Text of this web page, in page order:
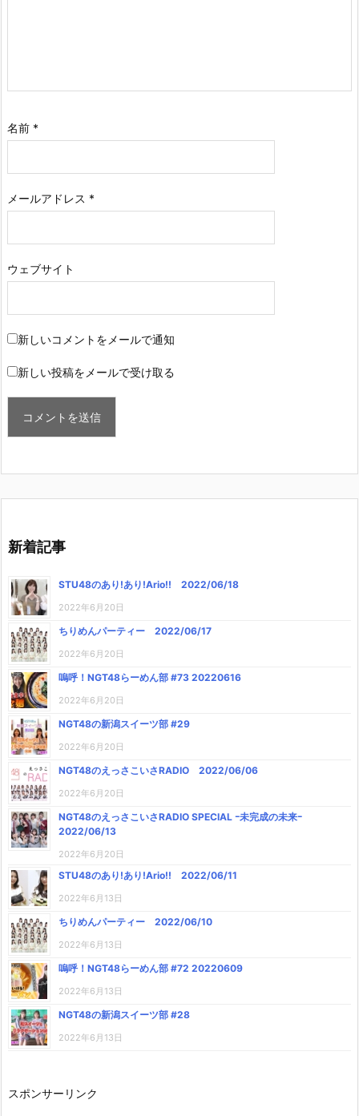
名前 *
メールアドレス *
ウェブサイト
新しいコメントをメールで通知
新しい投稿をメールで受け取る
新着記事
STU48のあり!あり!Ario!! 2022/06/18
2022年6月20日
ちりめんパーティー 2022/06/17
2022年6月20日
嗚呼！NGT48らーめん部 #73 20220616
2022年6月20日
NGT48の新潟スイーツ部 #29
2022年6月20日
NGT48のえっさこいさRADIO 2022/06/06
2022年6月20日
NGT48のえっさこいさRADIO SPECIAL ｰ未完成の未来ｰ
2022/06/13
2022年6月20日
STU48のあり!あり!Ario!! 2022/06/11
2022年6月13日
ちりめんパーティー 2022/06/10
2022年6月13日
嗚呼！NGT48らーめん部 #72 20220609
2022年6月13日
NGT48の新潟スイーツ部 #28
2022年6月13日
スポンサーリンク